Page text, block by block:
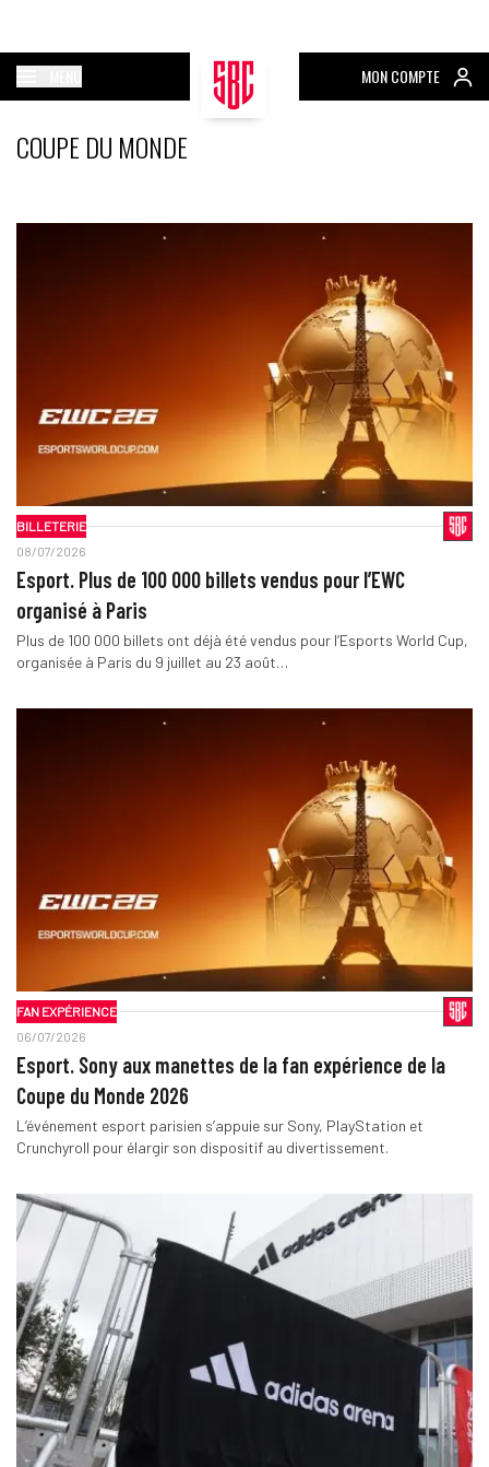
MON COMPTE
COUPE DU MONDE
BILLETERIE
08/07/2026
Esport. Plus de 100 000 billets vendus pour l’EWC
organisé à Paris
Plus de 100 000 billets ont déjà été vendus pour l’Esports World Cup,
organisée à Paris du 9 juillet au 23 août…
FAN EXPÉRIENCE
06/07/2026
Esport. Sony aux manettes de la fan expérience de la
Coupe du Monde 2026
L’événement esport parisien s’appuie sur Sony, PlayStation et
Crunchyroll pour élargir son dispositif au divertissement.